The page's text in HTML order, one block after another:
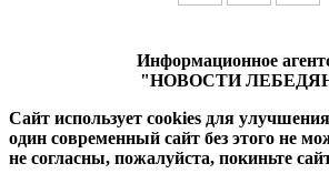
Информационное
"НОВОСТИ
Сайт использует cookies для
один современный сайт без этого не
не согласны, пожалуйста, покиньте